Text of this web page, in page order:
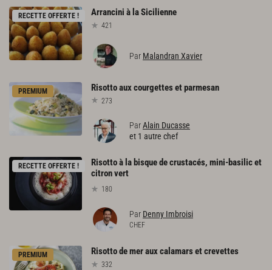
RECETTE OFFERTE ! Arrancini à laSicilienne
421
Par Malandran Xavier
PREMIUM Risottoauxcourgettesetparmesan
273
ParAlain Ducasse
et 1 autre chef
RECETTE OFFERTE !
Risotto à la bisque de crustacés, mini-basilic et
citron vert
180
Par Denny Imbroisi
CHEF
PREMIUM Risottodemerauxcalamarsetcrevettes
332